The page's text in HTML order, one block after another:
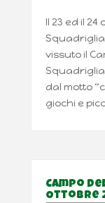
Il 23 ed il
vissuto il
dal motto
giochi e
Campo
Ottobre